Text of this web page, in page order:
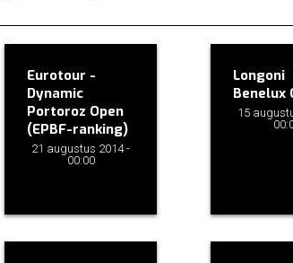
Eurotour -
Dynamic
Portoroz Open
(EPBF-ranking)
21 augustus 2014 -
00:00
Longoni
Benelux
15